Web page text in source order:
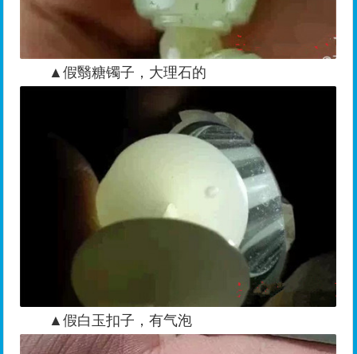
▲假翳糖镯子，大理石的
▲假白玉扣子，有气泡